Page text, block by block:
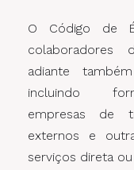
O Código de
colaboradores
adiante
incluindo
empresas de
externos e
serviços direta